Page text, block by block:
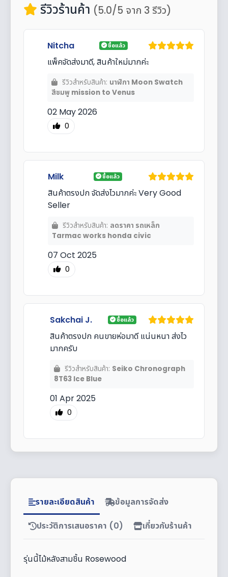
รีวิวร้านค้า (5.0/5 จาก 3 รีวิว)
Nitcha ซื้อแล้ว
แพ็คจัดส่งมาดี, สินค้าใหม่มากค่ะ
รีวิวสำหรับสินค้า: นาฬิกา Moon Swatch
สีชมพู mission to Venus
02 May 2026
0
Milk ซื้อแล้ว
สินค้าตรงปก จัดส่งไวมากค่ะ Very Good
Seller
รีวิวสำหรับสินค้า: ลดราคา รถเหล็ก
Tarmac works honda civic
07 Oct 2025
0
Sakchai J. ซื้อแล้ว
สินค้าตรงปก คนขายห่อมาดี แน่นหนา ส่งไว
มากครับ
รีวิวสำหรับสินค้า: Seiko Chronograph
8T63 Ice Blue
01 Apr 2025
0
รายละเอียดสินค้า ข้อมูลการจัดส่ง
ประวัติการเสนอราคา (0) เกี่ยวกับร้านค้า
รุ่นนี้ไม้หลังสามชิ้น Rosewood